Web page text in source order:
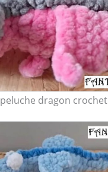
peluche dragon crochet